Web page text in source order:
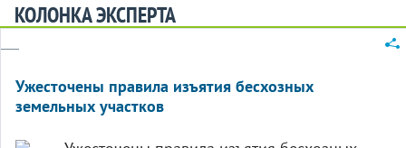
КОЛОНКА ЭКСПЕРТА
Ужесточены правила изъятия бесхозных
земельных участков